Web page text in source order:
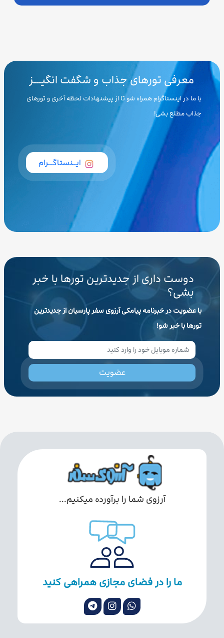
معرفی تورهای جذاب و شگفت انگیـــز
با ما در اینستاگرام همراه شو تا از پیشنهادات لحظه آخری و تورهای
جذاب مطلع بشی!
ایــنستاگـــرام
دوست داری از جدیدترین تورها با خبر
بشی؟
با عضویت در خبرنامه پیامکی آرزوی سفر پارسیان از جدیدترین
تورها با خبر شو!
عضویت
آرزوی شما را برآورده میکنیم...
ما را در فضای مجازی همراهی کنید